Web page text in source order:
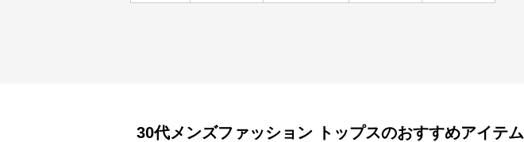
30代メンズファッション トップスのおすすめアイテム